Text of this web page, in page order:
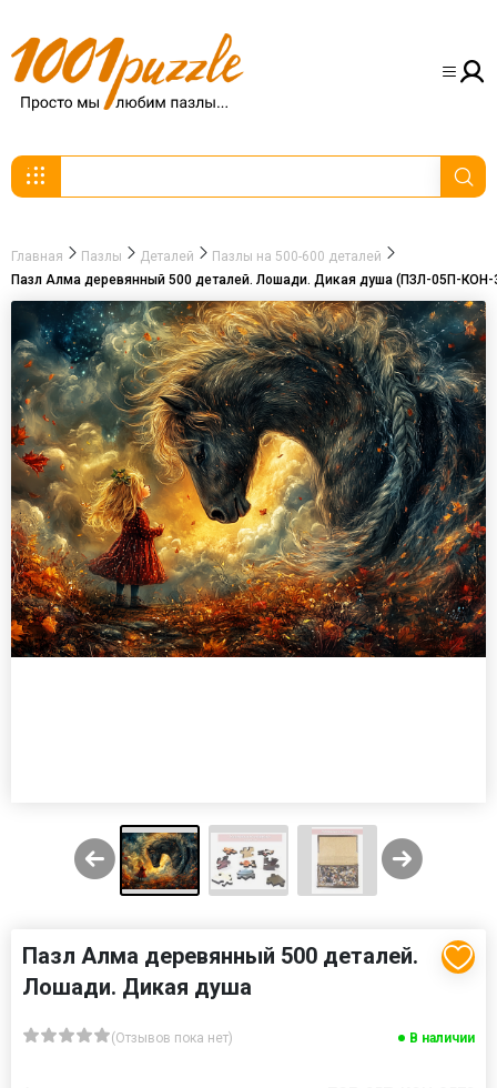
Главная Пазлы Деталей
Пазлы на 500-600 деталей
Пазл Алма деревянный 500 деталей. Лошади. Дикая душа (ПЗЛ-05П-КОН-
Пазл Алма деревянный 500 деталей.
Лошади. Дикая душа
(Отзывов пока нет) В наличии